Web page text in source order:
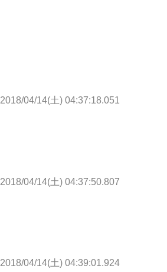
2018/04/14(土) 04:37:18.051
2018/04/14(土) 04:37:50.807
2018/04/14(土) 04:39:01.924